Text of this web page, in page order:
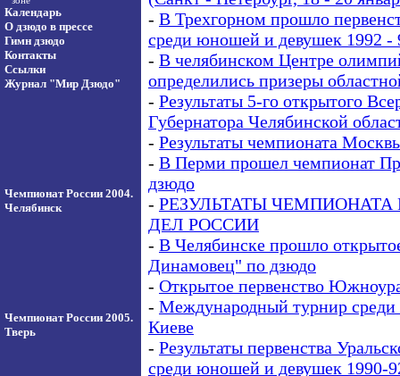
Календарь
О дзюдо в прессе
Гимн дзюдо
Контакты
Ссылки
Журнал "Мир Дзюдо"
Чемпионат России 2004.
Челябинск
Чемпионат России 2005.
Тверь
- В Трехгорном прошло
среди юношей и девушек 1992 -
- В челябинском Центре
определились призеры
- Результаты 5-го открытого
Губернатора Челябинской
- Результаты чемпионата
- В Перми прошел чемпионат
дзюдо
- РЕЗУЛЬТАТЫ
ДЕЛ РОССИИ
- В Челябинске прошло
Динамовец" по дзюдо
- Открытое первенство
- Международный турнир
Киеве
- Результаты первенства
среди юношей и девушек 1990-